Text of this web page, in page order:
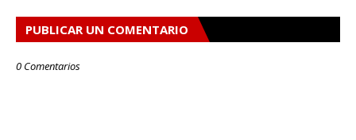
PUBLICAR UN COMENTARIO
0 Comentarios